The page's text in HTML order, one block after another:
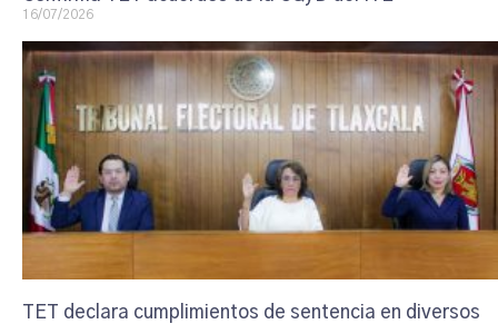
16/07/2026
TET declara cumplimientos de sentencia en diversos